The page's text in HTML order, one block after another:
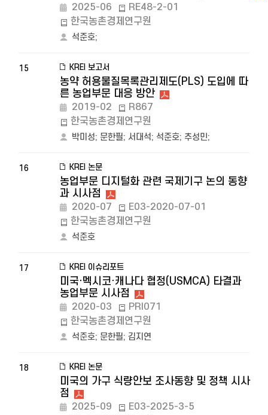
2025-06
RE48-2-01
한국농촌경제연구원
석준호;
15 KREI 보고서
농약 허용물질목록관리제도(PLS) 도입에 따
른 농업부문 대응 방안
2019-02
R867
한국농촌경제연구원
박미성; 문한필; 서대석; 석준호; 추성민;
16 KREI 논문
농업부문 디지털화 관련 국제기구 논의 동향
과 시사점
2020-07
E03-2020-07-01
한국농촌경제연구원
석준호
17 KREI 이슈리포트
미국·멕시코·캐나다 협정(USMCA) 타결과
농업부문 시사점
2020-03
PRI071
한국농촌경제연구원
석준호; 문한필; 김지연
18 KREI 논문
미국의 가구 식량안보 조사동향 및 정책 시사
점
2025-09
E03-2025-3-5